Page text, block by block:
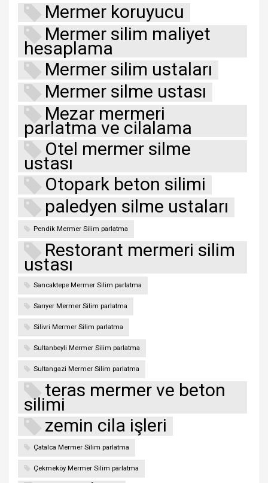
Mermer koruyucu
Mermer silim maliyet
hesaplama
Mermer silim ustaları
Mermer silme ustası
Mezar mermeri
parlatma ve cilalama
Otel mermer silme
ustası
Otopark beton silimi
paledyen silme ustaları
Pendik Mermer Silim parlatma
Restorant mermeri silim
ustası
Sancaktepe Mermer Silim parlatma
Sarıyer Mermer Silim parlatma
Silivri Mermer Silim parlatma
Sultanbeyli Mermer Silim parlatma
Sultangazi Mermer Silim parlatma
teras mermer ve beton
silimi
zemin cila işleri
Çatalca Mermer Silim parlatma
Çekmeköy Mermer Silim parlatma